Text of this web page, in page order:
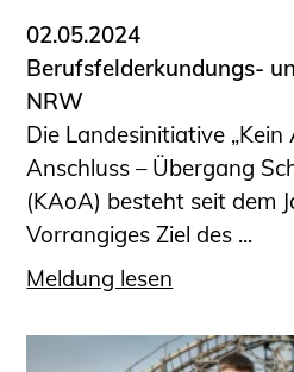
02.05.2024
Berufsfelderkundungs-
NRW
Die Landesinitiative
Anschluss – Übergang
(KAoA) besteht seit dem
Vorrangiges Ziel des ...
Meldung lesen